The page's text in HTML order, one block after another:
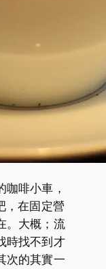
啡小車，
，在固定營
。大概；流
時找不到才
次的其實一